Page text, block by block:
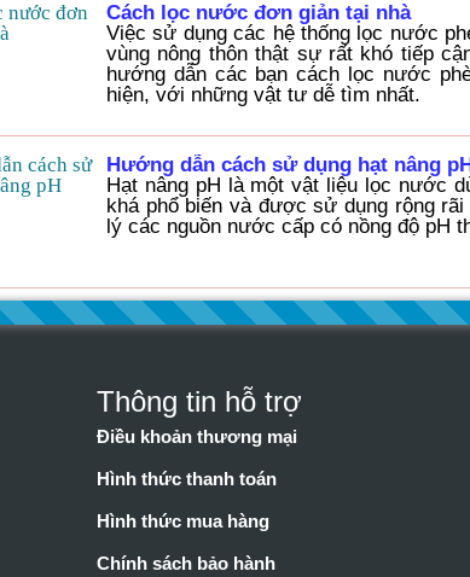
Cách lọc nước đơn giản tại nhà
Việc sử dụng các hệ thống lọc nước
vùng nông thôn thật sự rất khó tiếp
hướng dẫn các bạn cách lọc nước
hiện, với những vật tư dễ tìm nhất.
Hướng dẫn cách sử dụng hạt nâng
Hạt nâng pH là một vật liệu lọc nước
khá phổ biến và được sử dụng rộng
lý các nguồn nước cấp có nồng độ pH
Thông tin hỗ trợ
Điều khoản thương mại
Hình thức thanh toán
Hình thức mua hàng
Chính sách bảo hành